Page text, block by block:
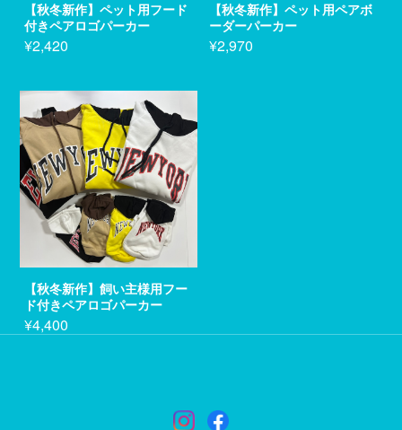
【秋冬新作】ペット用フード
付きペアロゴパーカー
¥2,420
【秋冬新作】ペット用ペアボ
ーダーパーカー
¥2,970
【秋冬新作】飼い主様用フー
ド付きペアロゴパーカー
¥4,400